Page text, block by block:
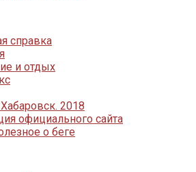
справка
и отдых
2018
официального сайта
о беге